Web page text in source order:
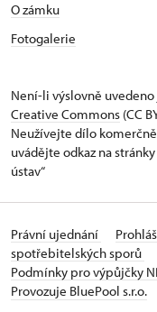
O zámku
Fotogalerie
Není-li výslovně
Creative Commons (CC
Neužívejte dílo
uvádějte odkaz na
ústav“
Právní ujednání
spotřebitelských sporů
Podmínky pro výpůjčky
Provozuje BluePool s.r.o.